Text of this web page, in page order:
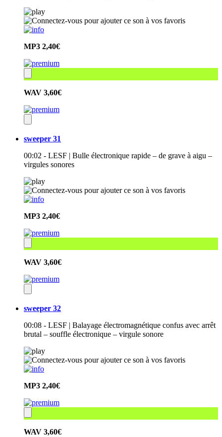
MP3 2,40€
WAV 3,60€
sweeper 31
00:02 - LESF | Bulle électronique rapide – de grave à aigu –
virgules sonores
MP3 2,40€
WAV 3,60€
sweeper 32
00:08 - LESF | Balayage électromagnétique confus avec arrêt
brutal – souffle électronique – virgule sonore
MP3 2,40€
WAV 3,60€